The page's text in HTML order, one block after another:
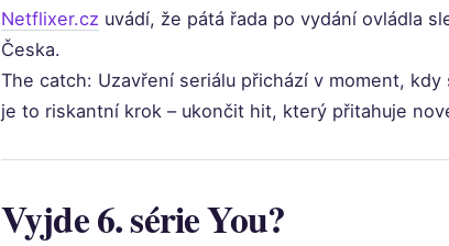
Netflixer.cz uvádí, že pátá řada po vydání ovládla
Česka.
The catch: Uzavření seriálu přichází v moment,
je to riskantní krok – ukončit hit, který přitahuje
Vyjde 6. série You?